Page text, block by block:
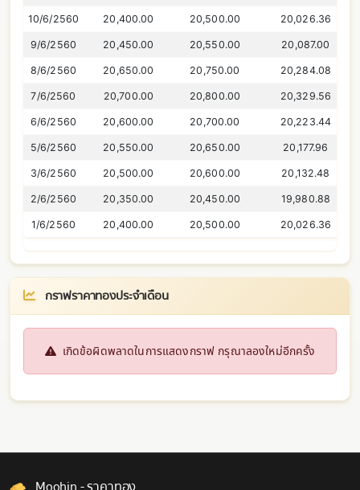
10/6/2560 20,400.00 20,500.00 20,026.36
9/6/2560 20,450.00 20,550.00 20,087.00
8/6/2560 20,650.00 20,750.00 20,284.08
7/6/2560 20,700.00 20,800.00 20,329.56
6/6/2560 20,600.00 20,700.00 20,223.44
5/6/2560 20,550.00 20,650.00 20,177.96
3/6/2560 20,500.00 20,600.00 20,132.48
2/6/2560 20,350.00 20,450.00 19,980.88
1/6/2560 20,400.00 20,500.00 20,026.36
กราฟราคาทองประจำเดือน
เกิดข้อผิดพลาดในการแสดงกราฟ กรุณาลองใหม่อีกครั้ง